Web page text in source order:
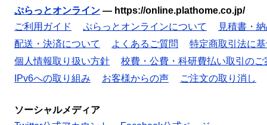
ぷらっとオンライン — https://online.plathome.co.jp/
ご利用ガイド
ぷらっとオンラインについて
見積書・
配送・決済について
よくあるご質問
特定商取引法に
個人情報取り扱い方針
校費・公費・科研費払い取引のご
IPv6への取り組み
お客様からの声 ご注文の取り消し
ソーシャルメディア